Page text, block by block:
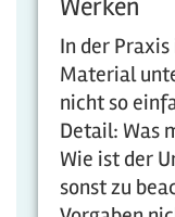
Werken
In der
Material
nicht so
Detail: Was
Wie ist der
sonst zu